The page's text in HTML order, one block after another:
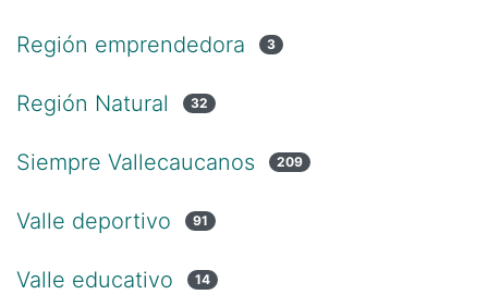
Región emprendedora 3
Región Natural 32
Siempre Vallecaucanos 209
Valle deportivo 91
Valle educativo 14